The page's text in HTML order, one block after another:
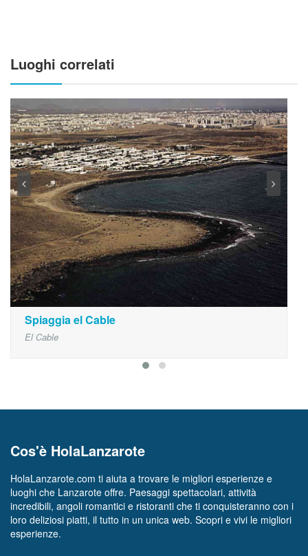
Luoghi correlati
Spiaggia el Cable
El Cable
Cos'è HolaLanzarote
HolaLanzarote.com ti aiuta a trovare le migliori esperienze e
luoghi che Lanzarote offre. Paesaggi spettacolari, attività
incredibili, angoli romantici e ristoranti che ti conquisteranno con i
loro deliziosi piatti, il tutto in un unica web. Scopri e vivi le migliori
esperienze.